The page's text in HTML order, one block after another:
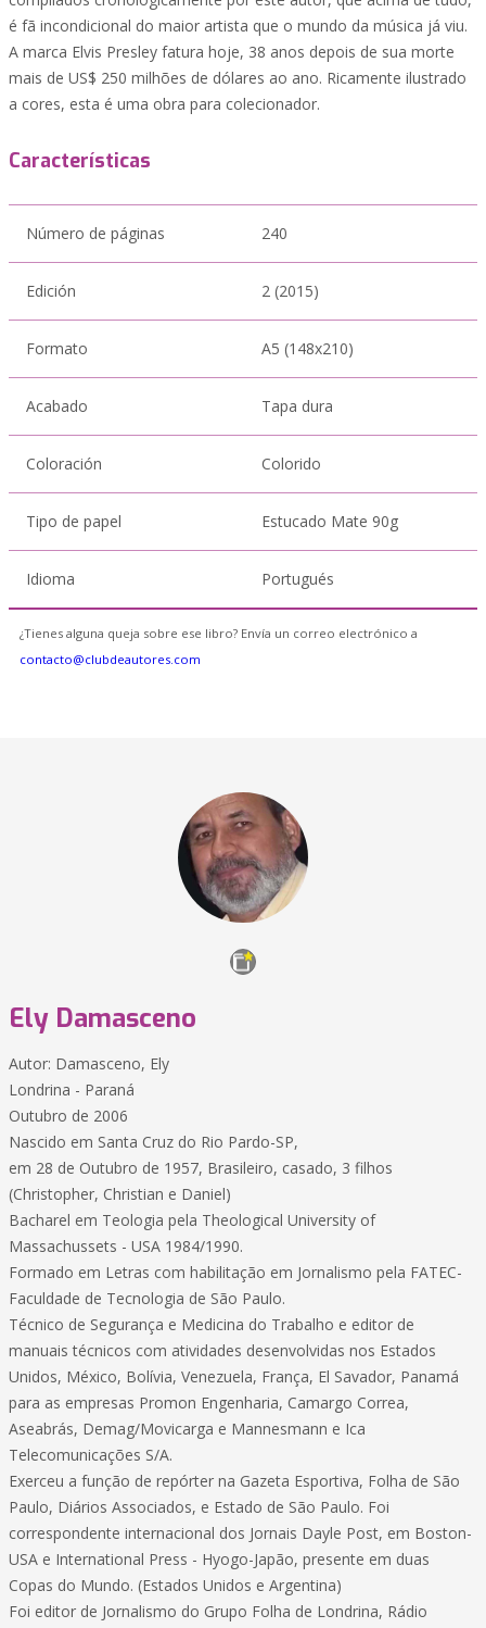
é fã incondicional do maior artista que o mundo da música já viu.
A marca Elvis Presley fatura hoje, 38 anos depois de sua morte
mais de US$ 250 milhões de dólares ao ano. Ricamente ilustrado
a cores, esta é uma obra para colecionador.
Características
Número de páginas 240
Edición 2 (2015)
Formato A5 (148x210)
Acabado Tapa dura
Coloración Colorido
Tipo de papel Estucado Mate 90g
Idioma Portugués
¿Tienes alguna queja sobre ese libro? Envía un correo electrónico a
contacto@clubdeautores.com
Ely Damasceno
Autor: Damasceno, Ely
Londrina - Paraná
Outubro de 2006
Nascido em Santa Cruz do Rio Pardo-SP,
em 28 de Outubro de 1957, Brasileiro, casado, 3 filhos
(Christopher, Christian e Daniel)
Bacharel em Teologia pela Theological University of
Massachussets - USA 1984/1990.
Formado em Letras com habilitação em Jornalismo pela FATEC-
Faculdade de Tecnologia de São Paulo.
Técnico de Segurança e Medicina do Trabalho e editor de
manuais técnicos com atividades desenvolvidas nos Estados
Unidos, México, Bolívia, Venezuela, França, El Savador, Panamá
para as empresas Promon Engenharia, Camargo Correa,
Aseabrás, Demag/Movicarga e Mannesmann e Ica
Telecomunicações S/A.
Exerceu a função de repórter na Gazeta Esportiva, Folha de São
Paulo, Diários Associados, e Estado de São Paulo. Foi
correspondente internacional dos Jornais Dayle Post, em Boston-
USA e International Press - Hyogo-Japão, presente em duas
Copas do Mundo. (Estados Unidos e Argentina)
Foi editor de Jornalismo do Grupo Folha de Londrina, Rádio